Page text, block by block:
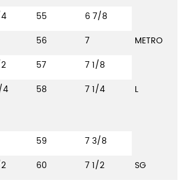
55
6 7/8
56 7
METRO
57
7 1/8
4 58 7 1/4 L
59
7 3/8
60 7 1/2 SG